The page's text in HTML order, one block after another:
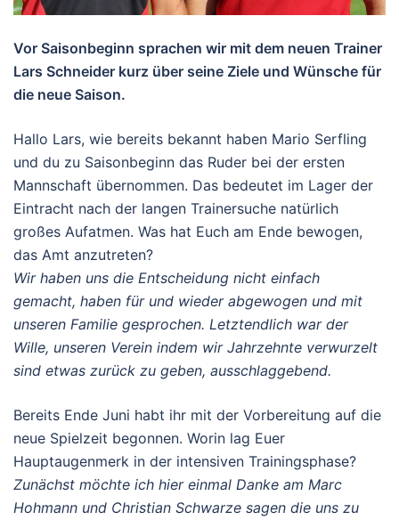
Vor Saisonbeginn sprachen wir mit dem neuen Trainer
Lars Schneider kurz über seine Ziele und Wünsche für
die neue Saison.
Hallo Lars, wie bereits bekannt haben Mario Serfling
und du zu Saisonbeginn das Ruder bei der ersten
Mannschaft übernommen. Das bedeutet im Lager der
Eintracht nach der langen Trainersuche natürlich
großes Aufatmen. Was hat Euch am Ende bewogen,
das Amt anzutreten?
Wir haben uns die Entscheidung nicht einfach
gemacht, haben für und wieder abgewogen und mit
unseren Familie gesprochen. Letztendlich war der
Wille, unseren Verein indem wir Jahrzehnte verwurzelt
sind etwas zurück zu geben, ausschlaggebend.
Bereits Ende Juni habt ihr mit der Vorbereitung auf die
neue Spielzeit begonnen. Worin lag Euer
Hauptaugenmerk in der intensiven Trainingsphase?
Zunächst möchte ich hier einmal Danke am Marc
Hohmann und Christian Schwarze sagen die uns zu